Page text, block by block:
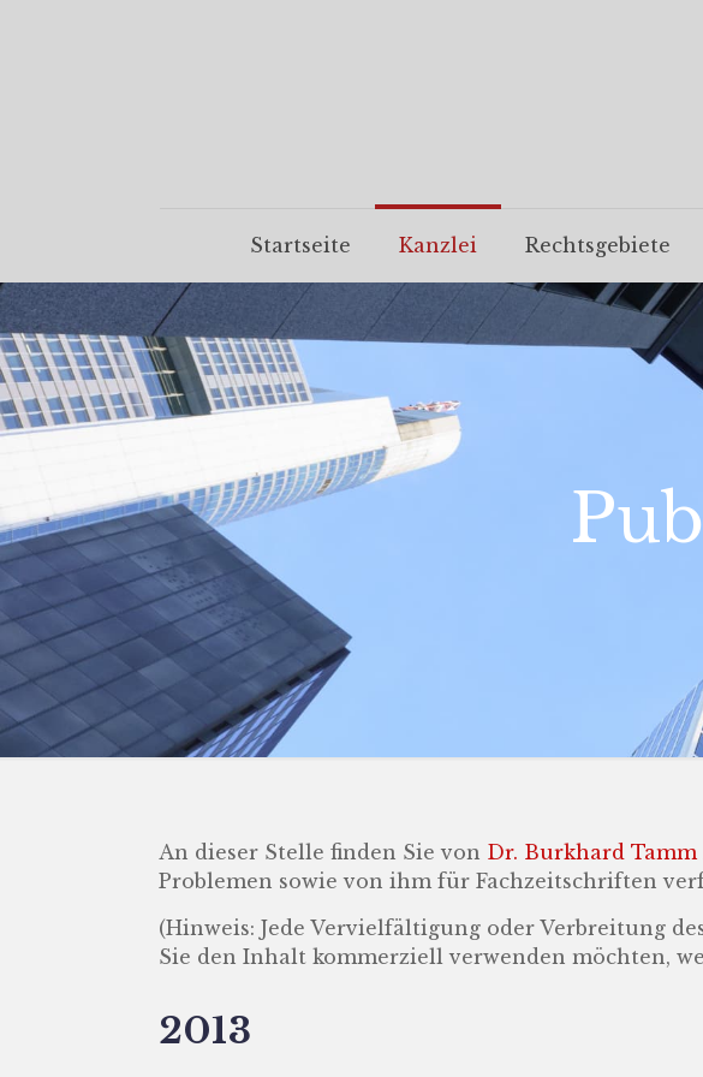
Startseite Kanzlei Rechtsgebiete
An dieser Stelle finden Sie von Dr. Burkhard Tamm
Problemen sowie von ihm für Fachzeitschriften
(Hinweis: Jede Vervielfältigung oder Verbreitung
Sie den Inhalt kommerziell verwenden möchten,
2013